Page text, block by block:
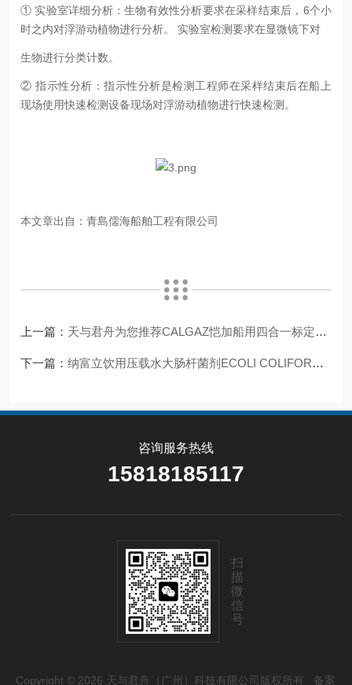
① 实验室详细分析：生物有效性分析要求在采样结束后，6个小
时之内对浮游动植物进行分析。 实验室检测要求在显微镜下对
生物进行分类计数。
② 指示性分析：指示性分析是检测工程师在采样结束后在船上
现场使用快速检测设备现场对浮游动植物进行快速检测。
本文章出自：青島儒海船舶工程有限公司
上一篇： 天与君舟为您推荐CALGAZ恺加船用四合一标定气体
下一篇：纳富立饮用压载水大肠杆菌剂ECOLI COLIFORM TEST SET 777932 NALFLEET
咨询服务热线
15818185117
扫
描
微
信
号
Copyright © 2026 天与君舟（广州）科技有限公司版权所有 备案